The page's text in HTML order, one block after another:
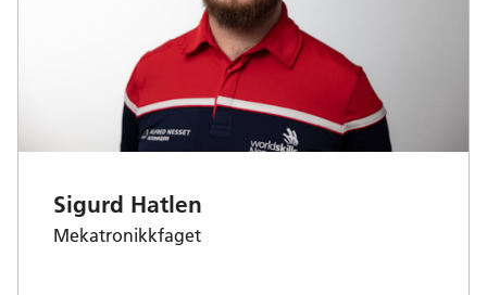
Sigurd Hatlen
Mekatronikkfaget